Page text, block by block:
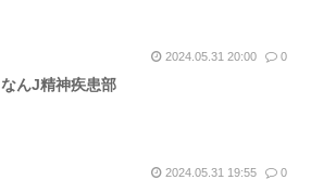
2024.05.31 20:00 0
なんJ精神疾患部
2024.05.31 19:55 0